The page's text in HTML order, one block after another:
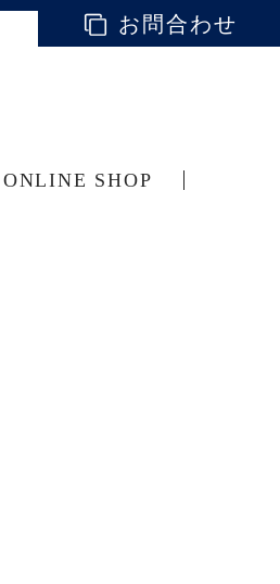
お問合わせ
ONLINE SHOP